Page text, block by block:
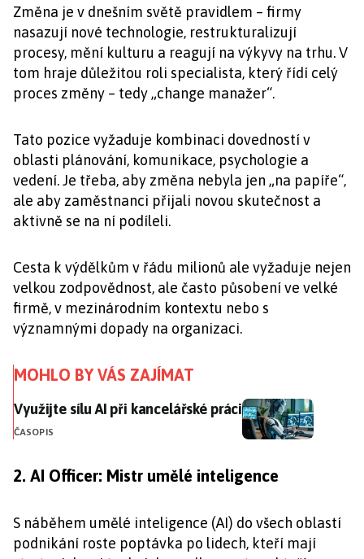
Změna je v dnešním světě pravidlem – firmy
nasazují nové technologie, restrukturalizují
procesy, mění kulturu a reagují na výkyvy na trhu. V
tom hraje důležitou roli specialista, který řídí celý
proces změny – tedy „change manažer“.
Tato pozice vyžaduje kombinaci dovedností v
oblasti plánování, komunikace, psychologie a
vedení. Je třeba, aby změna nebyla jen „na papíře“,
ale aby zaměstnanci přijali novou skutečnost a
aktivně se na ní podíleli.
Cesta k výdělkům v řádu milionů ale vyžaduje nejen
velkou zodpovědnost, ale často působení ve velké
firmě, v mezinárodním kontextu nebo s
významnými dopady na organizaci.
MOHLO BY VÁS ZAJÍMAT
Využijte sílu AI při kancelářské práci
Využijte sílu AI při kancelářské práci
ČASOPIS
2. AI Officer: Mistr umělé inteligence
S náběhem umělé inteligence (AI) do všech oblastí
podnikání roste poptávka po lidech, kteří mají